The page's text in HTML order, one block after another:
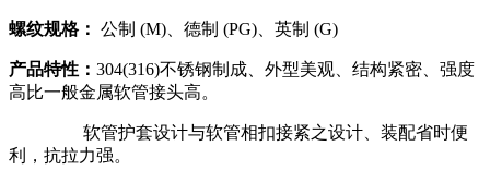
螺纹规格： 公制 (M)、德制 (PG)、英制 (G)
产品特性： 304(316)不锈钢制成、外型美观、结构紧密、强度
高比一般金属软管接头高。
软管护套设计与软管相扣接紧之设计、装配省时便
利，抗拉力强。